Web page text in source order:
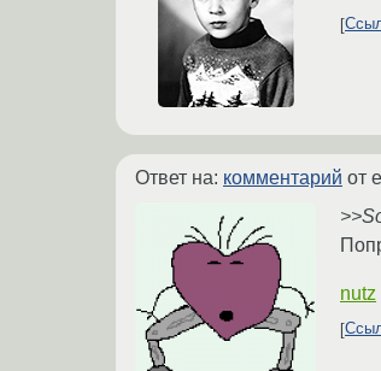
Ответ на: комментарий от
nutz